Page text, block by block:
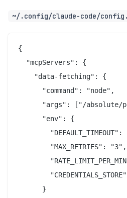
~/.config/claude-code/
{
  "mcpServers": {
    "data-fetching": {
      "command": "node",
"args": ["/absolute/
      "env": {
"DEFAULT_TIMEOUT":
        "MAX_RETRIES": "3",
      }